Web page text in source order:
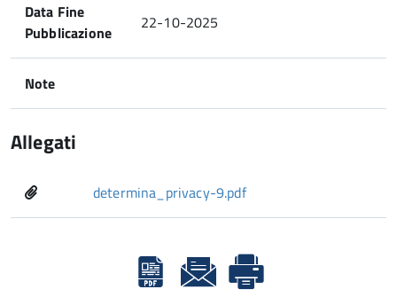
Data Fine
Pubblicazione
22-10-2025
Note
Allegati
determina_privacy-9.pdf